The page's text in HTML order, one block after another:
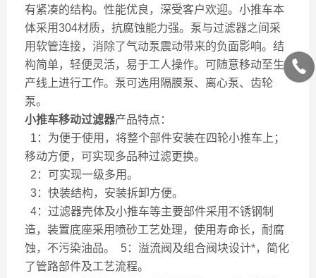
有紧凑的结构。性能优良，深受客户欢迎。小推车本
体采用304材质，抗腐蚀能力强。泵与过滤器之间采
用软管连接，消除了气动泵震动带来的负面影响。结
构简单，轻便灵活，易于工人操作。可随意移动至生
产线上进行工作。泵可选用隔膜泵、离心泵、齿轮
泵。
小推车移动过滤器产品特点：
1：为便于使用，将整个部件安装在四轮小推车上；
移动方便，可实现多品种过滤更换。
2：可实现一级多用。
3：快装结构，安装拆卸方便。
4：过滤器壳体及小推车等主要部件采用不锈钢制
造，装置底座采用喷砂工艺处理，使用寿命长，耐腐
蚀，不污染油品。 5：溢流阀及组合阀块设计*，简化
了管路部件及工艺流程。